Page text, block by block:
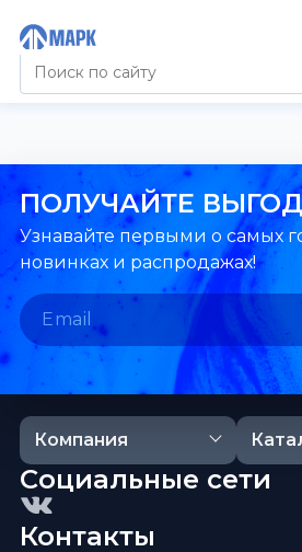
ПОЛУЧАЙТЕ
Узнавайте первыми о самых
новинках и распродажах!
Компания
Контакты
Социальные сети